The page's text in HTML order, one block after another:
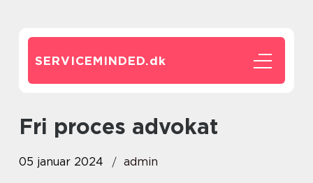
SERVICEMINDED.dk
fri proces advokat
05 januar 2024 admin